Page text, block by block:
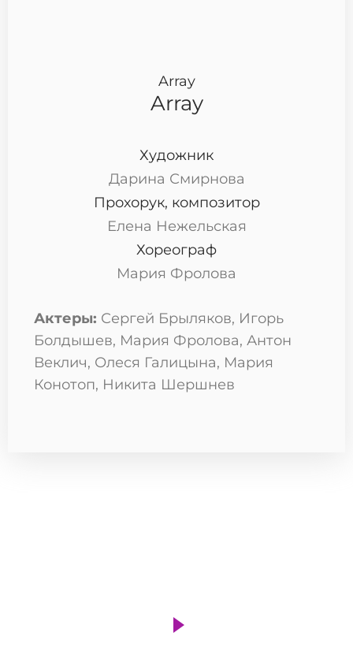
Array
Array
Художник
Дарина Смирнова
Прохорук, композитор
Елена Нежельская
Хореограф
Мария Фролова
Актеры: Сергей Брыляков, Игорь
Болдышев, Мария Фролова, Антон
Веклич, Олеся Галицына, Мария
Конотоп, Никита Шершнев